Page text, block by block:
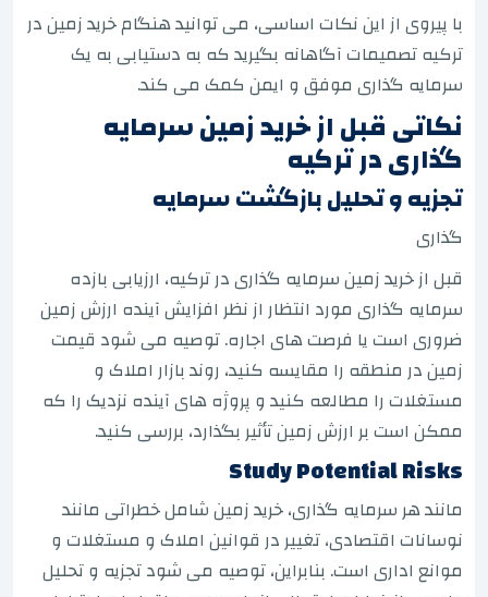
با پیروی از این نکات اساسی، می توانید هنگام خرید زمین در
ترکیه تصمیمات آگاهانه بگیرید که به دستیابی به یک
سرمایه گذاری موفق و ایمن کمک می کند.
نکاتی قبل از خرید زمین سرمایه
گذاری در ترکیه
تجزیه و تحلیل بازگشت سرمایه
گذاری
قبل از خرید زمین سرمایه گذاری در ترکیه، ارزیابی بازده
سرمایه گذاری مورد انتظار از نظر افزایش آینده ارزش زمین
ضروری است یا فرصت های اجاره. توصیه می شود قیمت
زمین در منطقه را مقایسه کنید، روند بازار املاک و
مستغلات را مطالعه کنید و پروژه های آینده نزدیک را که
ممکن است بر ارزش زمین تأثیر بگذارد، بررسی کنید.
Study Potential Risks
مانند هر سرمایه گذاری، خرید زمین شامل خطراتی مانند
نوسانات اقتصادی، تغییر در قوانین املاک و مستغلات و
موانع اداری است. بنابراین، توصیه می شود تجزیه و تحلیل